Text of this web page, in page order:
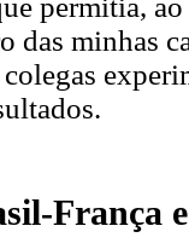
das minhas
França